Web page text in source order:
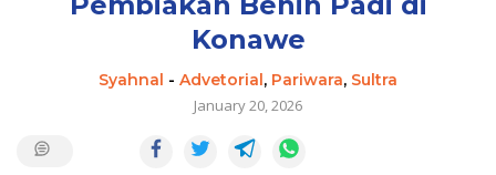
Konawe
Syahnal - Advetorial, Pariwara, Sultra
January 20, 2026